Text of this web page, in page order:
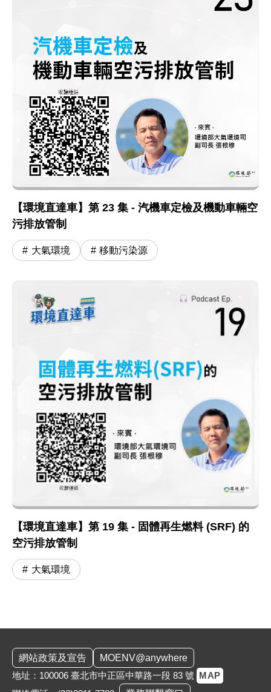
【環境直達車】第 23 集 - 汽機車定檢及機動車輛空
污排放管制
大氣環境 移動污染源
【環境直達車】第 19 集 - 固體再生燃料 (SRF) 的
空污排放管制
大氣環境
網站政策及宣告
MOENV@anywhere
地址：100006 臺北市中正區中華路一段 83 號 MAP